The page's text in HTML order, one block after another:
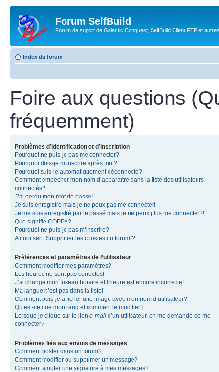
Forum SelfBuild
Forum de suport de Galactic Conquest, SelfBuild Client FTP et
Index du forum
Foire aux questions
fréquemment)
Problèmes d’identification et d’inscription
Pourquoi ne puis-je pas me connecter?
Pourquoi dois-je m’inscrire après tout?
Pourquoi suis-je automatiquement déconnecté?
Comment empêcher mon nom d’apparaître dans la liste des utilisateurs
connectés?
J’ai perdu mon mot de passe!
Je suis enregistré mais je ne peux pas me connecter!
Je me suis enregistré par le passé mais je ne peux plus me connecter?!
Que signifie COPPA?
Pourquoi ne puis-je pas m’inscrire?
A quoi sert “Supprimer les cookies du forum”?
Préférences et paramètres de l’utilisateur
Comment modifier mes paramètres?
Les heures ne sont pas correctes!
J’ai changé mon fuseau horaire et l’heure est encore incorrecte!
Ma langue n’est pas dans la liste!
Comment puis-je afficher une image avec mon nom d’utilisateur?
Qu’est-ce que mon rang et comment le modifier?
Lorsque je clique sur le lien e-mail d’un utilisateur, on me demande de me
connecter?
Problèmes liés aux envois de messages
Comment poster dans un forum?
Comment modifier ou supprimer un message?
Comment ajouter une signature à mes messages?